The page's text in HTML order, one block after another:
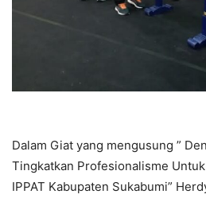
Dalam Giat yang mengusung ”
Tingkatkan Profesionalisme
IPPAT Kabupaten Sukabumi”